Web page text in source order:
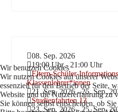
08. Sep. 2026
19:00 Uhr- 21:00 Uhr
Eltern-Schüler-
Klassenlehrer*innen
21. Sep. 2026 -25. Sep.
Studienfahrten 13
23. Sep. 2026 -25. Sep.
Wir benutzen Cookies
Wir nutzen Cookies auf unserer
essenziell für den Betrieb der Seite,
Website und die Nutzererfahrung zu
Sie können selbst entscheiden, ob